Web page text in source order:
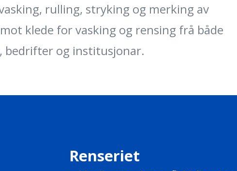
rulling, stryking og merking av
klede for vasking og rensing frå både
bedrifter og institusjonar.
Renseriet